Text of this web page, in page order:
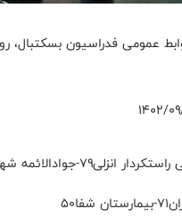
عمومی فدراسیون بسکتبال،
جوادالائمه شهرکرد۷۸